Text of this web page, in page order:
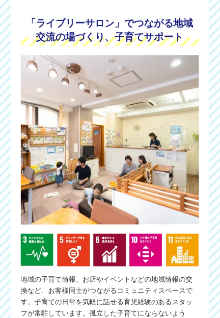
「ライブリーサロン」でつながる地域
交流の場づくり、子育てサポート
地域の子育て情報、お店やイベントなどの地域情報の交
換など、お客様同士がつながるコミュニティスペースで
す。子育ての日常を気軽に話せる育児経験のあるスタッ
フが常駐しています。孤立した子育てにならないよう